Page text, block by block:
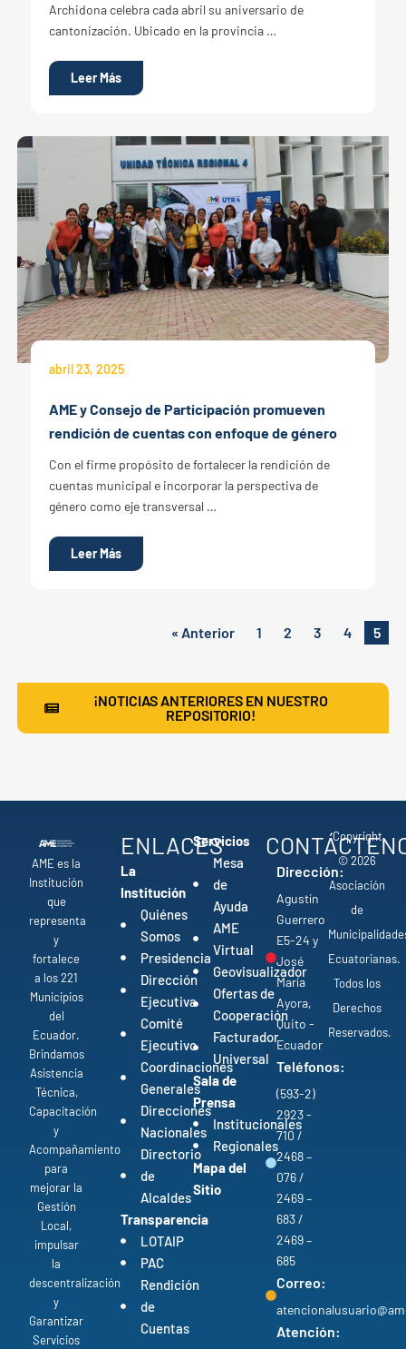
Archidona celebra cada abril su aniversario de
cantonización. Ubicado en la provincia …
Leer Más
abril 23, 2025
AME y Consejo de Participación promueven
rendición de cuentas con enfoque de género
Con el firme propósito de fortalecer la rendición de
cuentas municipal e incorporar la perspectiva de
género como eje transversal …
Leer Más
« Anterior 1 2 3 4 5
¡NOTICIAS ANTERIORES EN NUESTRO
REPOSITORIO!
AME es la
Institución
que
representa
y
fortalece
a los 221
Municipios
del
Ecuador.
Brindamos
Asistencia
Técnica,
Capacitación
y
Acompañamiento
para
mejorar la
Gestión
Local,
impulsar
la
descentralización
y
Garantizar
Servicios
ENLACES
La
Institución
Quiénes
Somos
Presidencia
Dirección
Ejecutiva
Comité
Ejecutivo
Coordinaciones
Generales
Direcciones
Nacionales
Directorio
de
Alcaldes
Transparencia
LOTAIP
PAC
Rendición
de
Cuentas
Servicios
Mesa
de
Ayuda
AME
Virtual
Geovisualizador
Ofertas de
Cooperación
Facturador
Universal
Sala de
Prensa
Institucionales
Regionales
Mapa del
Sitio
Dirección:
Agustín
Guerrero
E5-24 y
José
María
Ayora,
Quito -
Ecuador
Teléfonos:
(593-2)
2923 -
710 /
2468 –
076 /
2469 –
683 /
2469 –
685
Correo:
Atención:
Copyright
© 2026
Asociación
de
Ecuatorianas.
Todos los
Derechos
Reservados.